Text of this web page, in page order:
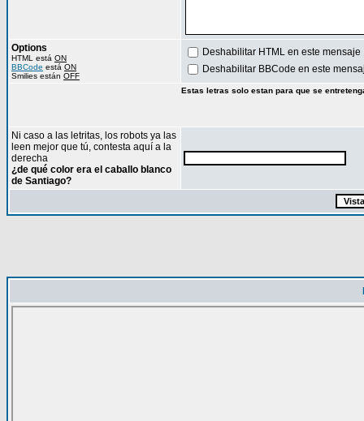
Options
HTML está ON
BBCode está ON
Smilies están OFF
Deshabilitar HTML en este mensaje
Deshabilitar BBCode en este
Estas letras solo estan para que se
Ni caso a las letritas, los robots ya las
leen mejor que tú, contesta aquí a la
derecha
¿de qué color era el caballo blanco
de Santiago?